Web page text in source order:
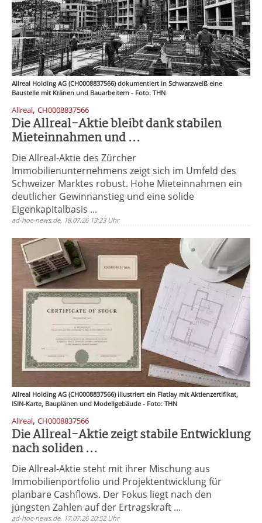
Allreal Holding AG (CH0008837566) dokumentiert in Schwarzweiß eine
Baustelle mit Kränen und Bauarbeitern - Foto: THN
Allreal, CH0008837566
Die Allreal-Aktie bleibt dank stabilen
Mieteinnahmen und ...
Die Allreal-Aktie des Zürcher
Immobilienunternehmens zeigt sich im Umfeld des
Schweizer Marktes robust. Hohe Mieteinnahmen ein
deutlicher Gewinnanstieg und eine solide
Eigenkapitalbasis ...
ad-hoc-news.de, 18.07.26 13:23 Uhr
Allreal Holding AG (CH0008837566) illustriert ein Flatlay mit Aktienzertifikat,
ISIN-Karte, Bauplänen und Modellgebäude - Foto: THN
Allreal, CH0008837566
Die Allreal-Aktie zeigt stabile Entwicklung
nach soliden ...
Die Allreal-Aktie steht mit ihrer Mischung aus
Immobilienportfolio und Projektentwicklung für
planbare Cashflows. Der Fokus liegt nach den
jüngsten Zahlen auf der Ertragskraft ...
ad-hoc-news.de, 17.07.26 20:52 Uhr